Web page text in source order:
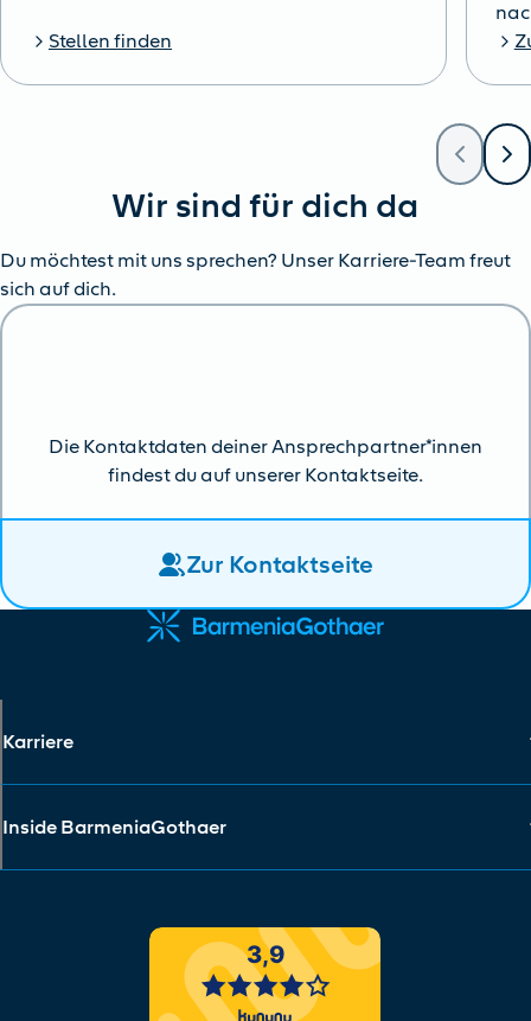
Stellen finden
Wir sind für dich da
Du möchtest mit uns sprechen? Unser Karriere-Team freut
sich auf dich.
Die Kontaktdaten deiner Ansprechpartner*innen
findest du auf unserer Kontaktseite.
Zur Kontaktseite
Karriere
Inside BarmeniaGothaer